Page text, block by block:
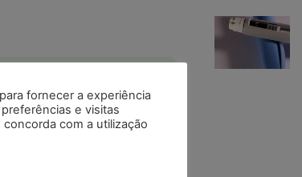
Juristas.
fornecer a experiência
e visitas
concorda com a utilização